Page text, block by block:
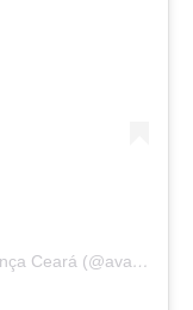
Uma publicação compartilhada por Avança Ceará (@avancaceara)